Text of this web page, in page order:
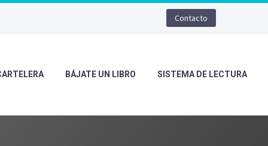
Contacto
BÁJATE UN LIBRO SISTEMA DE LECTURA